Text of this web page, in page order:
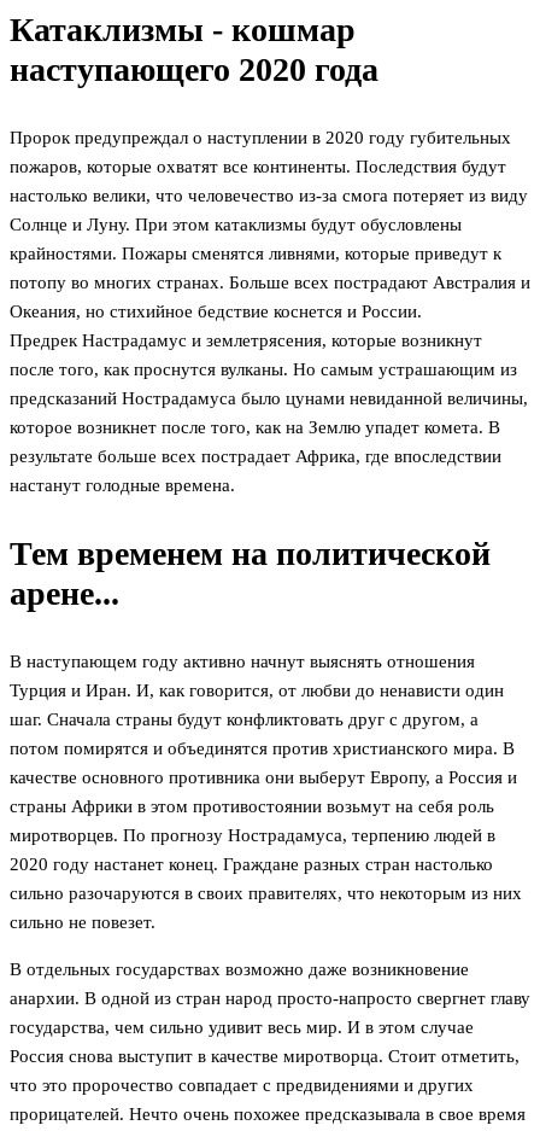
Катаклизмы - кошмар
наступающего 2020 года
Пророк предупреждал о наступлении в 2020 году губительных
пожаров, которые охватят все континенты. Последствия будут
настолько велики, что человечество из-за смога потеряет из виду
Солнце и Луну. При этом катаклизмы будут обусловлены
крайностями. Пожары сменятся ливнями, которые приведут к
потопу во многих странах. Больше всех пострадают Австралия и
Океания, но стихийное бедствие коснется и России.
Предрек Настрадамус и землетрясения, которые возникнут
после того, как проснутся вулканы. Но самым устрашающим из
предсказаний Нострадамуса было цунами невиданной величины,
которое возникнет после того, как на Землю упадет комета. В
результате больше всех пострадает Африка, где впоследствии
настанут голодные времена.
Тем временем на политической
арене...
В наступающем году активно начнут выяснять отношения
Турция и Иран. И, как говорится, от любви до ненависти один
шаг. Сначала страны будут конфликтовать друг с другом, а
потом помирятся и объединятся против христианского мира. В
качестве основного противника они выберут Европу, а Россия и
страны Африки в этом противостоянии возьмут на себя роль
миротворцев. По прогнозу Нострадамуса, терпению людей в
2020 году настанет конец. Граждане разных стран настолько
сильно разочаруются в своих правителях, что некоторым из них
сильно не повезет.
В отдельных государствах возможно даже возникновение
анархии. В одной из стран народ просто-напросто свергнет главу
государства, чем сильно удивит весь мир. И в этом случае
Россия снова выступит в качестве миротворца. Стоит отметить,
что это пророчество совпадает с предвидениями и других
прорицателей. Нечто очень похожее предсказывала в свое время